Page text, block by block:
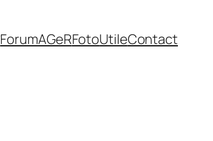
ForumAGeRFotoUtileContact